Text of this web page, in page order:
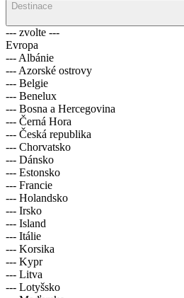
Destinace
--- zvolte ---
Evropa
--- Albánie
--- Azorské ostrovy
--- Belgie
--- Benelux
--- Bosna a Hercegovina
--- Černá Hora
--- Česká republika
--- Chorvatsko
--- Dánsko
--- Estonsko
--- Francie
--- Holandsko
--- Irsko
--- Island
--- Itálie
--- Korsika
--- Kypr
--- Litva
--- Lotyšsko